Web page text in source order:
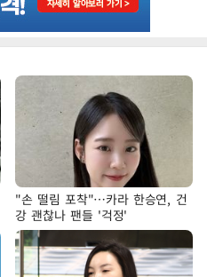
"손 떨림 포착"…카라 한승연, 건
강 괜찮나 팬들 '걱정'